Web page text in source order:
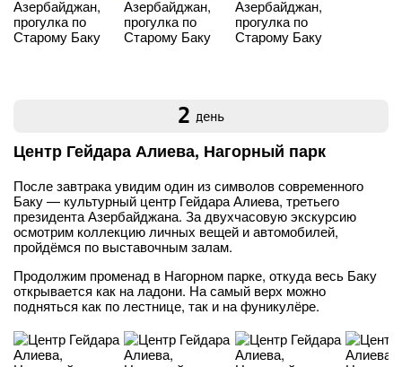
2 день
Центр Гейдара Алиева, Нагорный парк
После завтрака увидим один из символов современного
Баку — культурный центр Гейдара Алиева, третьего
президента Азербайджана. За двухчасовую экскурсию
осмотрим коллекцию личных вещей и автомобилей,
пройдёмся по выставочным залам.
Продолжим променад в Нагорном парке, откуда весь Баку
открывается как на ладони. На самый верх можно
подняться как по лестнице, так и на фуникулёре.